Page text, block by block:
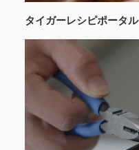
タイガーレシピポータル